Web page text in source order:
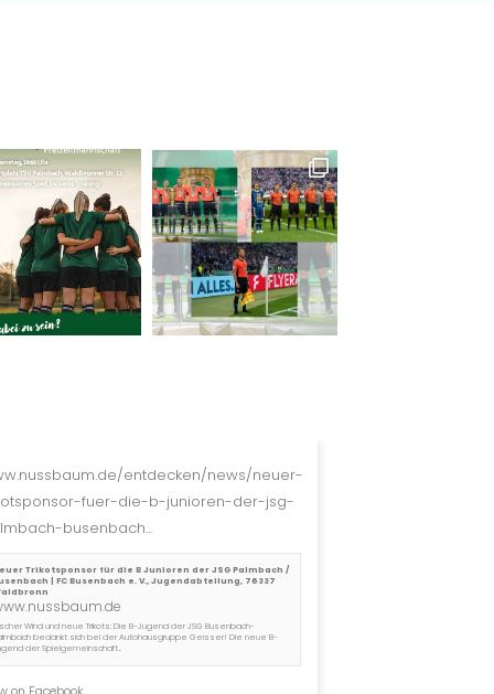
entdecken/news/neuer-
fuer-die-b-junioren-der-jsg-
busenbach...
Trikotsponsor für die B Junioren der JSG Palmbach /
| FC Busenbach e. V., Jugendabteilung, 76337
Wind und neue Trikots: Die B-Jugend der JSG Busenbach-
bedankt sich bei der Autohausgruppe Geisser! Die neue B-
der Spielgemeinschaft...
on Facebook